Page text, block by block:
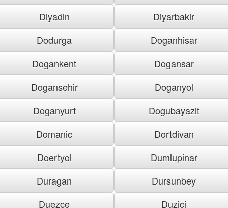
Diyadin
Diyarbakir
Dodurga
Doganhisar
Dogankent
Dogansar
Dogansehir
Doganyol
Doganyurt
Dogubayazit
Domanic
Dortdivan
Doertyol
Dumlupinar
Duragan
Dursunbey
Duezce
Duzici